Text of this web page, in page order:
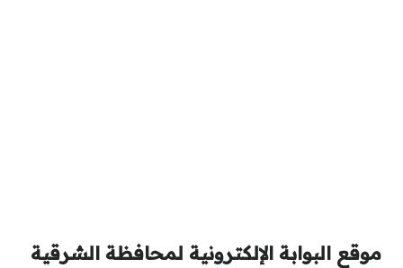
موقع البوابة الإلكترونية لمحافظة الشرقية